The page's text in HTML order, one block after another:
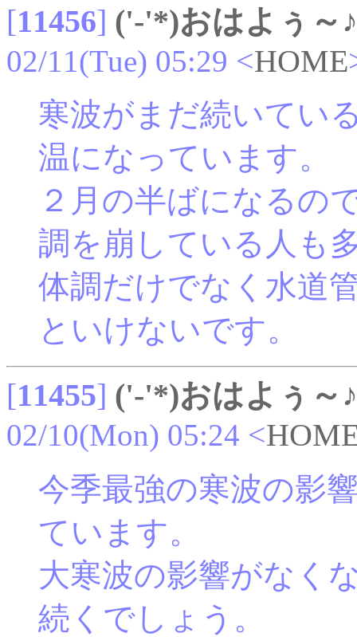
[11456] ('-'*)おはよぅ～♪
02/11(Tue) 05:29 <HOME
寒波がまだ続いてい
温になっています。
２月の半ばになるの
調を崩している人も
体調だけでなく水道
といけないです。
[11455] ('-'*)おはよぅ～♪
02/10(Mon) 05:24 <
今季最強の寒波の影
ています。
大寒波の影響がなく
続くでしょう。